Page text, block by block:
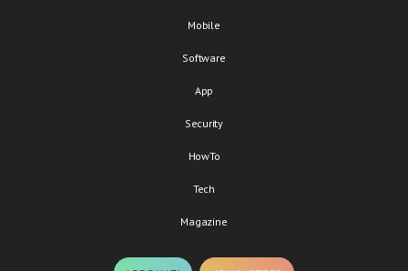
Mobile
Software
App
Security
HowTo
Tech
Magazine